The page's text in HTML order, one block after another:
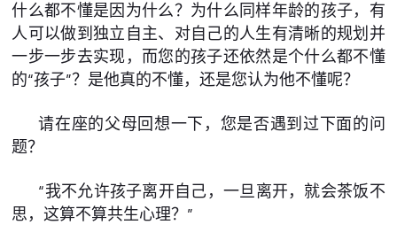
什么都不懂是因为什么？为什么同样年龄的孩子，有
人可以做到独立自主、对自己的人生有清晰的规划并
一步一步去实现，而您的孩子还依然是个什么都不懂
的“孩子”？是他真的不懂，还是您认为他不懂呢？
请在座的父母回想一下，您是否遇到过下面的问
题？
“我不允许孩子离开自己，一旦离开，就会茶饭不
思，这算不算共生心理？”